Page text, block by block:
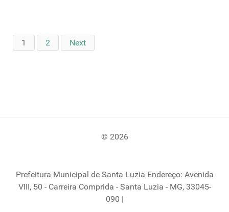
1 2 Next
© 2026
Prefeitura Municipal de Santa Luzia Endereço: Avenida
VIII, 50 - Carreira Comprida - Santa Luzia - MG, 33045-
090 |